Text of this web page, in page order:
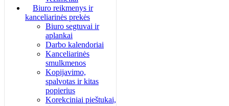
Biuro reikmenys ir
kanceliarinės prekės
Biuro segtuvai ir
aplankai
Darbo kalendoriai
Kanceliarinės
smulkmenos
Kopijavimo,
spalvotas ir kitas
popierius
Korekciniai pieštukai,